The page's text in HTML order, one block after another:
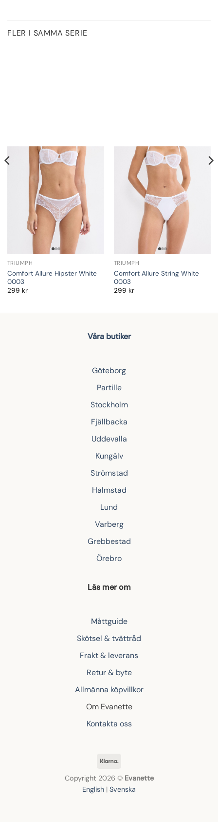
FLER I SAMMA SERIE
TRIUMPH
Comfort Allure Hipster White
0003
299 kr
TRIUMPH
Comfort Allure String White
0003
299 kr
Våra butiker
Göteborg
Partille
Stockholm
Fjällbacka
Uddevalla
Kungälv
Strömstad
Halmstad
Lund
Varberg
Grebbestad
Örebro
Läs mer om
Måttguide
Skötsel & tvättråd
Frakt & leverans
Retur & byte
Allmänna köpvillkor
Om Evanette
Kontakta oss
Klarna
Copyright 2026 © Evanette
English | Svenska